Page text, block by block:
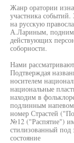
Жанр оратории
участника
на русскую
А.Лариным,
действующих
соборности.
Нами
Подтверждая
носителем
национальные
находим в
подлинным
номер Страстей
№12 ("Распятие")
стилизованный под
состояние